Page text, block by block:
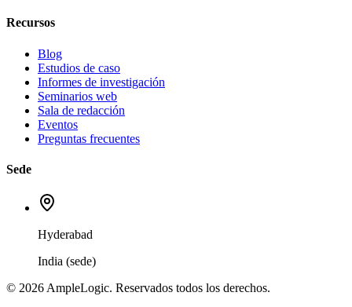
Recursos
Blog
Estudios de caso
Informes de investigación
Seminarios web
Sala de redacción
Eventos
Preguntas frecuentes
Sede
Hyderabad
India (sede)
© 2026 AmpleLogic. Reservados todos los derechos.